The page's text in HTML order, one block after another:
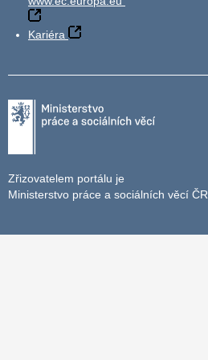
Kariéra
Zřizovatelem portálu je
Ministerstvo práce a sociálních věcí ČR